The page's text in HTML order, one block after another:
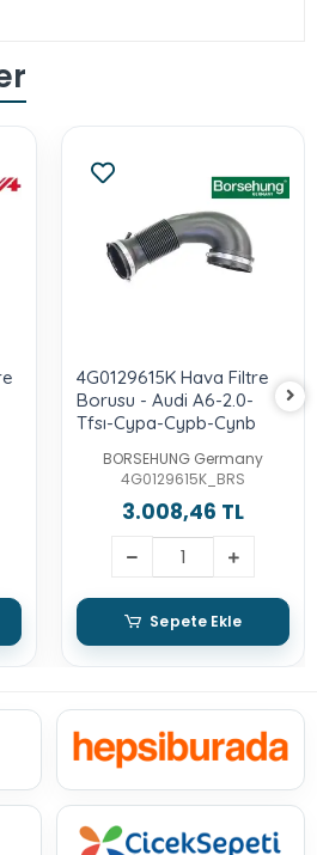
4G0129615K Hava Filtre
Borusu - Audi A6-2.0-
Tfsı-Cypa-Cypb-Cynb
BORSEHUNG Germany
4G0129615K_BRS
3.008,46 TL
Sepete Ekle